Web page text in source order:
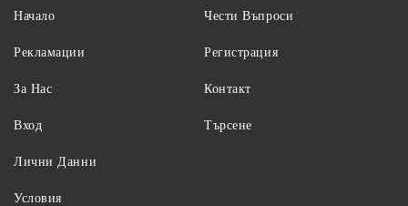
Начало
Рекламации
За Нас
Вход
Чести Въпроси
Регистрация
Контакт
Търсене
Лични Данни
Условия